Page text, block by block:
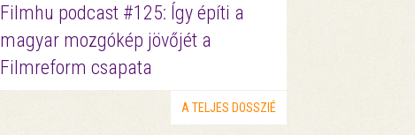
Filmhu podcast #125: Így építi a
magyar mozgókép jövőjét a
Filmreform csapata
A TELJES DOSSZIÉ